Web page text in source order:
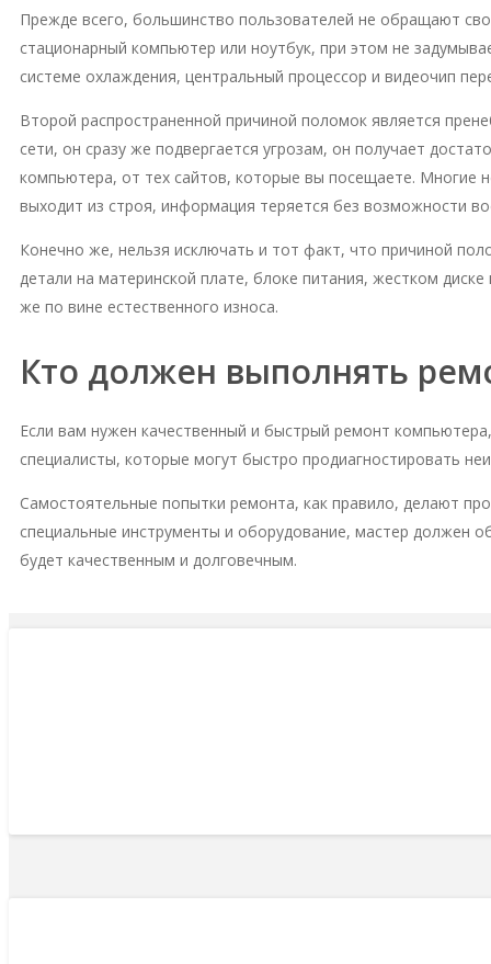
Прежде всего, большинство пользователей не обращают
стационарный компьютер или ноутбук, при этом не
системе охлаждения, центральный процессор и видеочип
Второй распространенной причиной поломок является
сети, он сразу же подвергается угрозам, он получает
компьютера, от тех сайтов, которые вы посещаете. Многие
выходит из строя, информация теряется без возможности
Конечно же, нельзя исключать и тот факт, что причиной
детали на материнской плате, блоке питания, жестком
же по вине естественного износа.
Кто должен выполнять
Если вам нужен качественный и быстрый ремонт
специалисты, которые могут быстро продиагностировать
Самостоятельные попытки ремонта, как правило, делают
специальные инструменты и оборудование, мастер должен
будет качественным и долговечным.